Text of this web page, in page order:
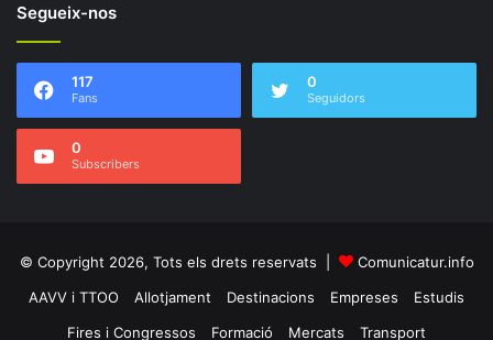
Segueix-nos
117
Fans
0
Seguidors
0
Subscribers
© Copyright 2026, Tots els drets reservats |
Comunicatur.info
AAVV i TTOO
Allotjament Destinacions Empreses
Estudis
Fires i Congressos
Formació Mercats Transport